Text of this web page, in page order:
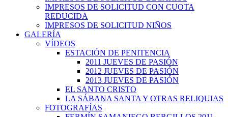
IMPRESOS DE SOLICITUD CON CUOTA
REDUCIDA
IMPRESOS DE SOLICITUD NIÑOS
GALERÍA
VÍDEOS
ESTACIÓN DE PENITENCIA
2011 JUEVES DE PASIÓN
2012 JUEVES DE PASIÓN
2013 JUEVES DE PASIÓN
EL SANTO CRISTO
LA SÁBANA SANTA Y OTRAS RELIQUIAS
FOTOGRAFÍAS